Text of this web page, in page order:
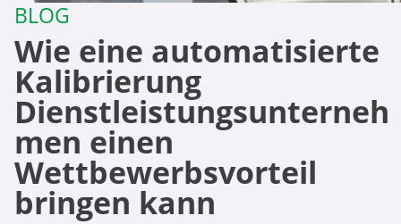
BLOG
Wie eine automatisierte
Kalibrierung
Dienstleistungsunterneh
men einen
Wettbewerbsvorteil
bringen kann